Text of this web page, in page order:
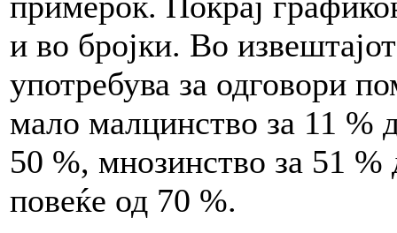
и во бројки. Во
употребува за одговори
мало малцинство за 11 %
50 %, мнозинство за 51
повеќе од 70 %.